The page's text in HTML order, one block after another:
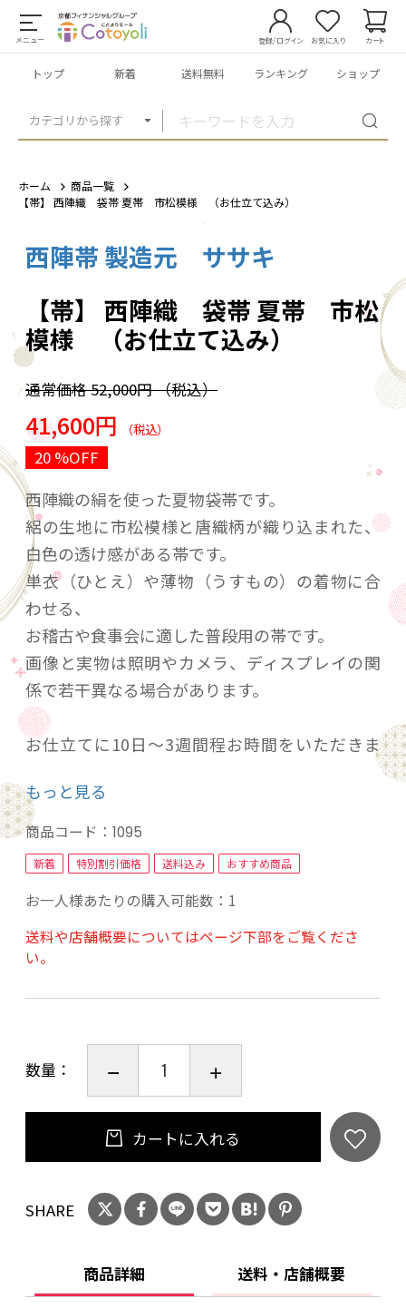
メニュー
カテゴリから探す
登録/ログイン お気に入り カート
トップ 新着 送料無料 ランキング ショップ
ホーム
商品一覧
【帯】 西陣織 袋帯 夏帯 市松模様 （お仕立て込み）
西陣帯 製造元 ササキ
【帯】 西陣織 袋帯 夏帯 市松
模様 （お仕立て込み）
通常価格52,000円（税込）
41,600円 （税込）
20 %OFF
西陣織の絹を使った夏物袋帯です。
絽の生地に市松模様と唐織柄が織り込まれた、
白色の透け感がある帯です。
単衣（ひとえ）や薄物（うすもの）の着物に合
わせる、
お稽古や食事会に適した普段用の帯です。
画像と実物は照明やカメラ、ディスプレイの関
係で若干異なる場合があります。
お仕立てに10日～3週間程お時間をいただきま
その他撥水加工(+5000円）やガード加工(+3000
円）も追加にてお受け致します。
もっと見る
商品コード： 1095
新着 特別割引価格 送料込み おすすめ商品
お一人様あたりの購入可能数：1
送料や店舗概要についてはページ下部をご覧くださ
い。
数量：
カートに入れる
SHARE
商品詳細 送料・店舗概要